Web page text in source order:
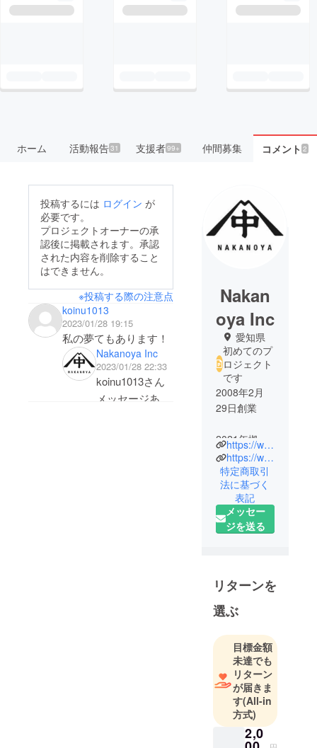
ホーム 活動報告31 支援者99+ 仲間募集 コメント2
投稿するには ログイン が
必要です。
プロジェクトオーナーの承
認後に掲載されます。承認
された内容を削除すること
はできません。
※投稿する際の注意点
koinu1013
2023/01/28 19:15
私の夢てもあります！
Nakanoya Inc
2023/01/28 22:33
koinu1013さん
メッセージあり
Nakan
oya Inc
愛知県
初めてのプ
ロジェクト
です
2008年2月
29日創業
2021年拠点
を名古屋市
に移し、
「日本の伝
統文化をわ
かりやす
く、楽しく
ちょっぴり
豊かにす
る。」を経
業を行って
います。
https://www.nakanoya.works/
https://www.nagomi-koan.jp/
特定商取引
法に基づく
表記
メッセー
ジを送る
リターンを
選ぶ
目標金額
未達でも
リターン
が届きま
す(All-in
方式)
2,0